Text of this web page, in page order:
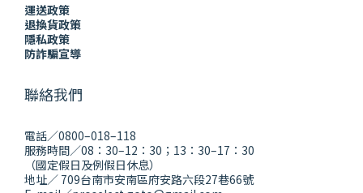
運送政策
退換貨政策
隱私政策
防詐騙宣導
聯絡我們
電話／0800–018–118
服務時間／08：30–12：30；13：30–17：30
（國定假日及例假日休息）
地址／ 709台南市安南區府安路六段27巷66號